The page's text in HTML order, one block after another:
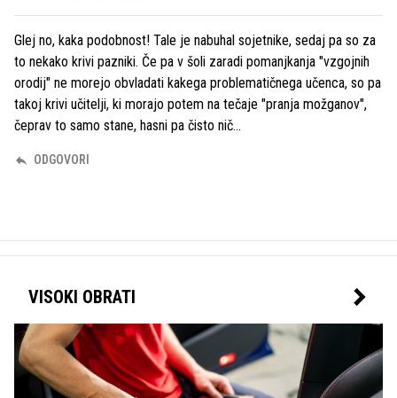
Glej no, kaka podobnost! Tale je nabuhal sojetnike, sedaj pa so za
to nekako krivi pazniki. Če pa v šoli zaradi pomanjkanja "vzgojnih
orodij" ne morejo obvladati kakega problematičnega učenca, so pa
takoj krivi učitelji, ki morajo potem na tečaje "pranja možganov",
čeprav to samo stane, hasni pa čisto nič...
ODGOVORI
VISOKI OBRATI